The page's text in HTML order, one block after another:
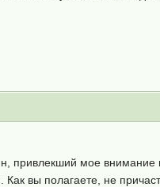
привлекший мое
Как вы полагаете, не